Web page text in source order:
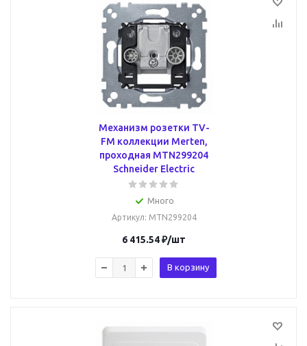
Механизм розетки TV-
FM коллекции Merten,
проходная MTN299204
Schneider Electric
Много
Артикул: MTN299204
6 415.54₽/шт
В корзину